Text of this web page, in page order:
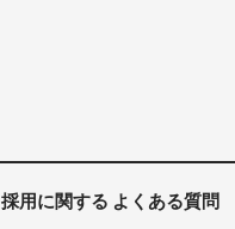
採用に関する よくある質問